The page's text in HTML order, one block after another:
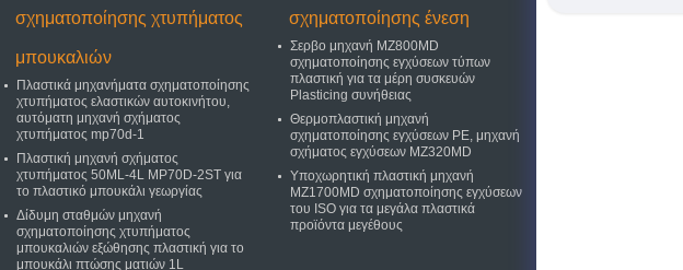
σχηματοποίησης χτυπήματος
μπουκαλιών
Πλαστικά μηχανήματα σχηματοποίησης
χτυπήματος ελαστικών αυτοκινήτου,
αυτόματη μηχανή σχήματος
χτυπήματος mp70d-1
Πλαστική μηχανή σχήματος
χτυπήματος 50ML-4L MP70D-2ST για
το πλαστικό μπουκάλι γεωργίας
Δίδυμη σταθμών μηχανή
σχηματοποίησης χτυπήματος
μπουκαλιών εξώθησης πλαστική για το
μπουκάλι πτώσης ματιών 1L
σχηματοποίησης ένεση
Σερβο μηχανή MZ800MD
σχηματοποίησης εγχύσεων τύπων
πλαστική για τα μέρη συσκευών
Plasticing συνήθειας
Θερμοπλαστική μηχανή
σχηματοποίησης εγχύσεων PE, μηχανή
σχήματος εγχύσεων MZ320MD
Υποχωρητική πλαστική μηχανή
MZ1700MD σχηματοποίησης εγχύσεων
του ISO για τα μεγάλα πλαστικά
προϊόντα μεγέθους